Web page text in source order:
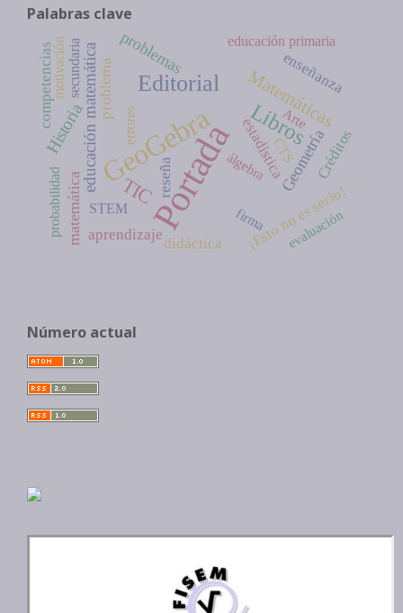
Palabras clave
Portada
GeoGebra
Editorial
Libros
TIC
Matemáticas
educación matemática
Historia
matemática
problema
Geometría
problemas
estadística
¡Esto no es serio!
reseña Créditos
aprendizaje
didáctica
enseñanza
competencias
educación primaria
motivación
STEM
probabilidad
álgebra
errores
firma evaluación
Arte
CTS
secundaria
Número actual